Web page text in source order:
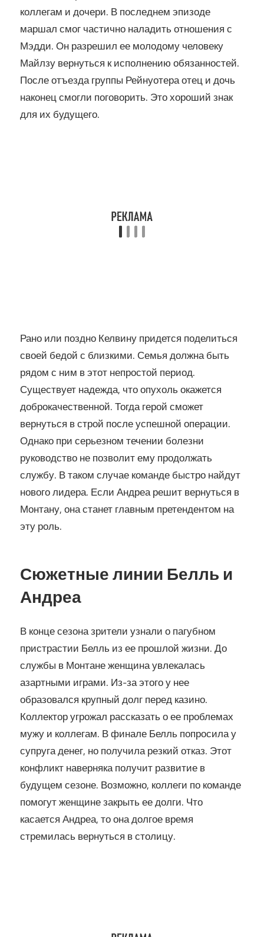
коллегам и дочери. В последнем эпизоде
маршал смог частично наладить отношения с
Мэдди. Он разрешил ее молодому человеку
Майлзу вернуться к исполнению обязанностей.
После отъезда группы Рейнуотера отец и дочь
наконец смогли поговорить. Это хороший знак
для их будущего.
Рано или поздно Келвину придется поделиться
своей бедой с близкими. Семья должна быть
рядом с ним в этот непростой период.
Существует надежда, что опухоль окажется
доброкачественной. Тогда герой сможет
вернуться в строй после успешной операции.
Однако при серьезном течении болезни
руководство не позволит ему продолжать
службу. В таком случае команде быстро найдут
нового лидера. Если Андреа решит вернуться в
Монтану, она станет главным претендентом на
эту роль.
Сюжетные линии Белль и
Андреа
В конце сезона зрители узнали о пагубном
пристрастии Белль из ее прошлой жизни. До
службы в Монтане женщина увлекалась
азартными играми. Из-за этого у нее
образовался крупный долг перед казино.
Коллектор угрожал рассказать о ее проблемах
мужу и коллегам. В финале Белль попросила у
супруга денег, но получила резкий отказ. Этот
конфликт наверняка получит развитие в
будущем сезоне. Возможно, коллеги по команде
помогут женщине закрыть ее долги. Что
касается Андреа, то она долгое время
стремилась вернуться в столицу.